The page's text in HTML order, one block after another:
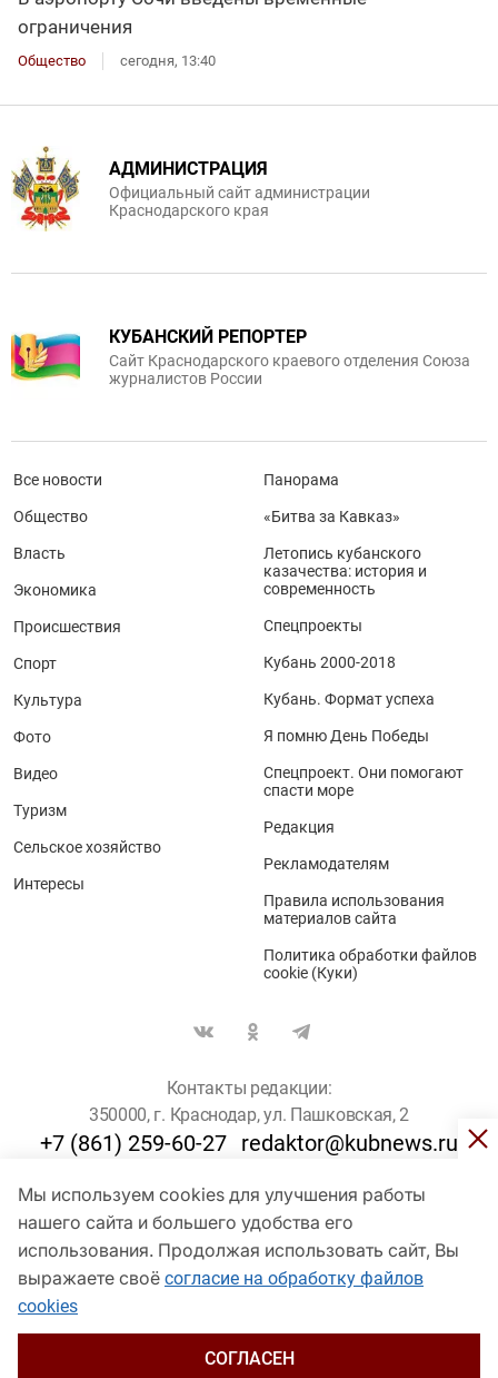
ограничения
Общество сегодня, 13:40
Мы используем cookies для улучшения работы
нашего сайта и большего удобства его
использования. Продолжая использовать сайт, Вы
выражаете своё согласие на обработку файлов
cookies
СОГЛАСЕН
АДМИНИСТРАЦИЯ
Официальный сайт администрации
Краснодарского края
КУБАНСКИЙ РЕПОРТЕР
Сайт Краснодарского краевого отделения Союза
журналистов России
Все новости
Общество
Власть
Экономика
Происшествия
Спорт
Культура
Фото
Видео
Туризм
Сельское хозяйство
Интересы
Панорама
«Битва за Кавказ»
Летопись кубанского
казачества: история и
современность
Спецпроекты
Кубань 2000-2018
Кубань. Формат успеха
Я помню День Победы
Спецпроект. Они помогают
спасти море
Редакция
Рекламодателям
Правила использования
материалов сайта
Политика обработки файлов
cookie (Куки)
Контакты редакции:
350000, г. Краснодар, ул. Пашковская, 2
+7 (861) 259-60-27 redaktor@kubnews.ru
Для пользователей старше 16 лет
© Кубанские Новости, 2017
Сетевое издание «kubnews» зарегистрировано Федеральной
службой по надзору в сфере связи, информационных технологий
и массовых коммуникаций (Роскомнадзор). Регистрационный
Пашковская, 2). Главный редактор – Филиппов О. Ю.